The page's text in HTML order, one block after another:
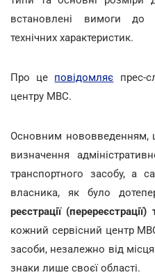
встановлені вимоги до
технічних характеристик.
Про це повідомляє прес-
центру МВС.
Основним нововведенням,
визначення
транспортного засобу, а
власника, як було
реєстрації
кожний сервісний центр
засоби, незалежно від
знаки лише своєї області.